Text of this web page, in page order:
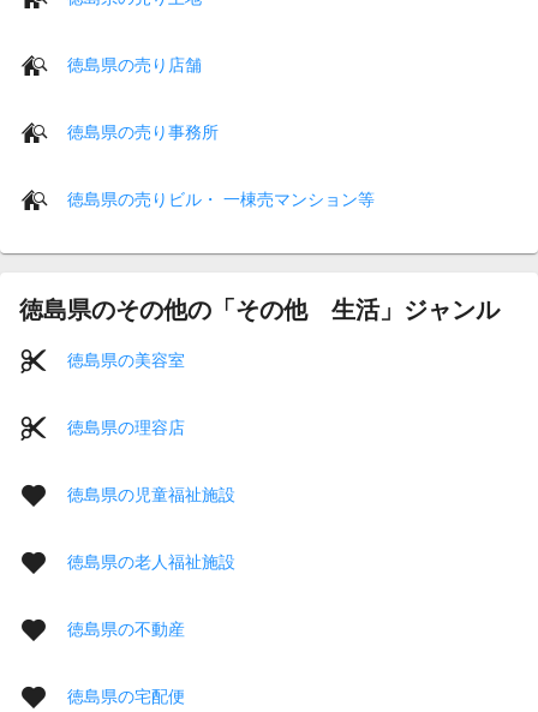
徳島県の売り店舗
徳島県の売り事務所
徳島県の売りビル・ 一棟売マンション等
徳島県のその他の「その他 生活」ジャンル
徳島県の美容室
徳島県の理容店
徳島県の児童福祉施設
徳島県の老人福祉施設
徳島県の不動産
徳島県の宅配便